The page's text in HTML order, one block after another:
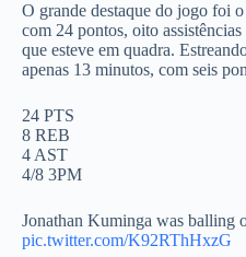
O grande destaque do jogo foi
com 24 pontos, oito
que esteve em quadra.
apenas 13 minutos, com seis
24 PTS
8 REB
4 AST
4/8 3PM
Jonathan Kuminga was balling
pic.twitter.com/K92RThHxzG